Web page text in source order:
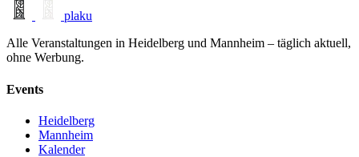
plaku
Alle Veranstaltungen in Heidelberg und Mannheim – täglich aktuell,
ohne Werbung.
Events
Heidelberg
Mannheim
Kalender